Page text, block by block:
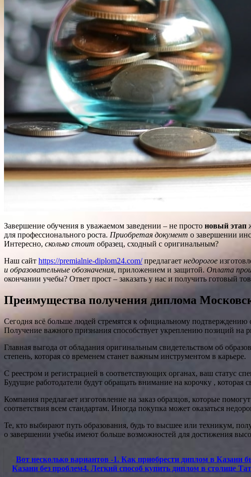
Завершение обучения в уважаемом заведении – не просто новый этап
для профессионального роста. Приобретая документ о завершении
Интересно, сколько стоит образец, сходный с оригинальным?
Наш сайт https://premialnie-diplom24.com/предлагает недорогое
и образовательные обозначения, приложением и защитой. Оплата
окончании учебы? Ответ прост – заказать у нас и получить готовый
Преимущества получения диплома
Сегодня всё больше людей стремятся к официальному подтверждению
Получение важного признания способствует укреплению позиций на
Главная выгода от обладания оригинальным свидетельством об
степень, которая со временем станет важным инструментом в карьере.
С реестром и регистрацией в соответствующих органах, ваш статус
Будущие работодатели будут обращать внимание на корочку , которая
Компания предлагает изготовление на заказ образцов, которые
соответствия всем стандартам. Иногда покупка может оказаться
Те, кто выбирают путь образования, будь то высшее или техникум,
о завершении учебы имеют больше возможностей для достижения
Вот несколько вариантов -1. Как приобрести диплом в Казани
Казани без проблем4. Легкий способ купить диплом в столице